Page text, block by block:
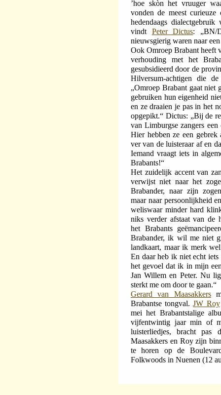
’hoe skòn het vruuger
vonden de meest
hedendaags
vindt Peter Dictus: „BN/
nieuwsgierig waren naar
Ook Omroep Brabant heeft
verhouding met het
gesubsidieerd door de
Hilversum-achtigen die
„Omroep Brabant gaat niet
gebruiken hun eigenheid
en ze draaien je pas in het
opgepikt.“ Dictus: „Bij de
van Limburgse zangers
Hier hebben ze een gebrek
ver van de luisteraar af en
Iemand vraagt iets in
Brabants!“
Het zuidelijk accent van
verwijst niet naar het
Brabander, naar zijn
maar naar persoonlijkheid
weliswaar minder hard
niks verder afstaat van de
het Brabants
Brabander, ik wil me niet
landkaart, maar ik merk
En daar heb ik niet echt
het gevoel dat ik in mijn
Jan Willem en Peter. Nu
sterkt me om door te gaan.“
Gerard van Maasakkers
Brabantse tongval.JW Roy
mei het Brabantstalige
vijfentwintig jaar min of
luisterliedjes, bracht
Maasakkers en Roy zijn
te horen op de
Folkwoods in Nuenen (12